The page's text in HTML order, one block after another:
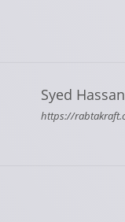
Syed Hassan
https://